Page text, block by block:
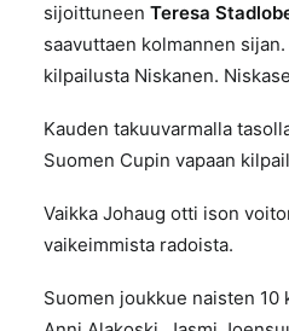
sijoittuneen Teresa
saavuttaen kolmannen
kilpailusta Niskanen.
Kauden takuuvarmalla
Suomen Cupin vapaan
Vaikka Johaug otti ison
vaikeimmista radoista.
Suomen joukkue naisten 10